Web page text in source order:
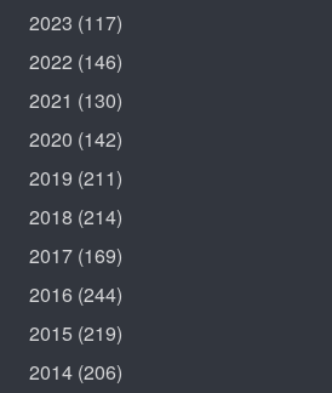
2023 (117)
2022 (146)
2021 (130)
2020 (142)
2019 (211)
2018 (214)
2017 (169)
2016 (244)
2015 (219)
2014 (206)